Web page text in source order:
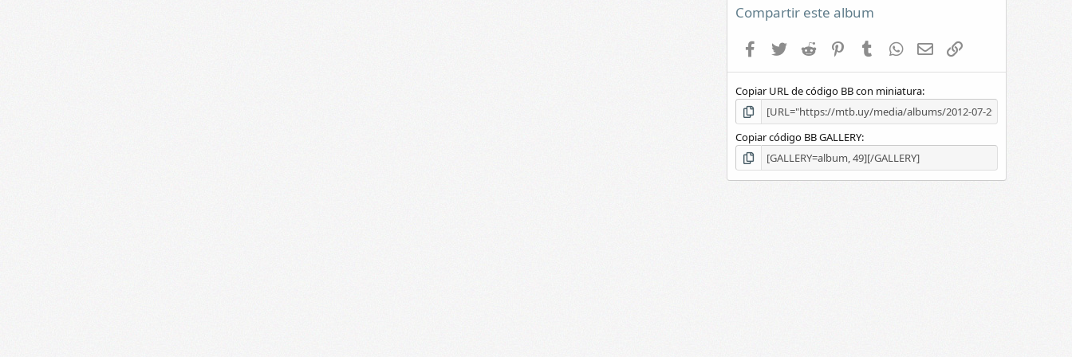
Compartir este album
Facebook
Twitter Reddit PinterestTumblr WhatsApp
E-mail
Copiar URL de código BB con miniatura
Copiar código BB GALLERY